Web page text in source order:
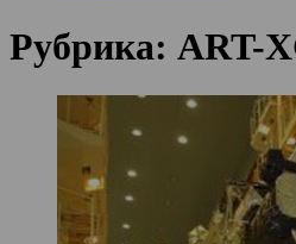
Рубрика: ART-